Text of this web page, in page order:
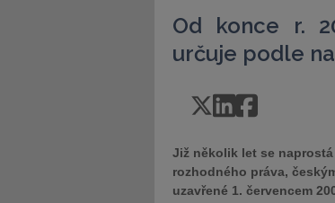
Od konce r.
určuje podle
Již několik let se
rozhodného práva,
uzavřené 1. červencem